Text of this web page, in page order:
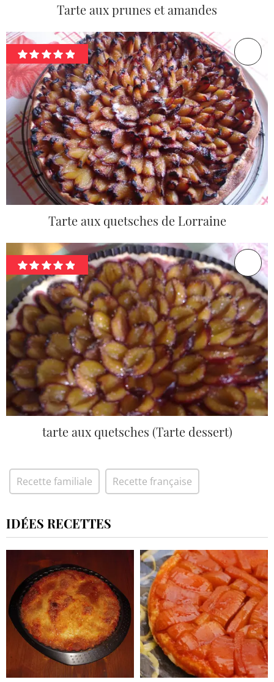
Tarte aux prunes et amandes
Tarte aux quetsches de Lorraine
tarte aux quetsches (Tarte dessert)
Recette familiale Recette française
IDÉES RECETTES